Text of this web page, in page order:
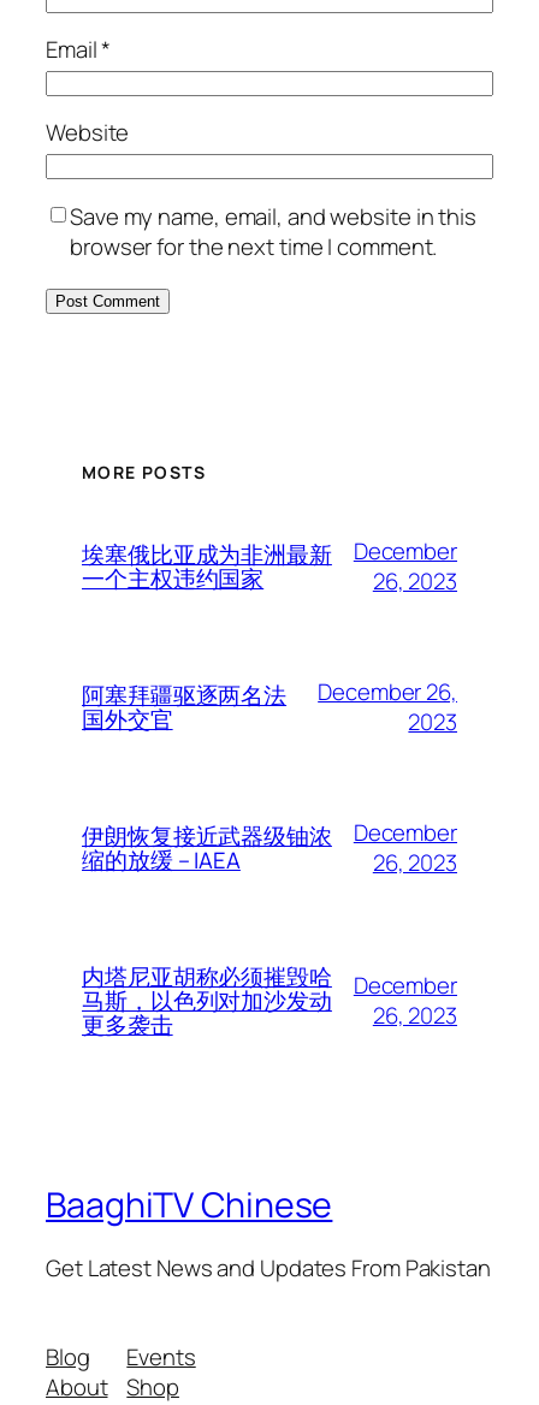
Email*
Website
Save my name, email, and website in this
browser for the next time I comment.
MORE POSTS
埃塞俄比亚成为非洲最新
一个主权违约国家
December
26, 2023
阿塞拜疆驱逐两名法
国外交官
December 26,
2023
伊朗恢复接近武器级铀浓
缩的放缓 – IAEA
December
26, 2023
内塔尼亚胡称必须摧毁哈
马斯，以色列对加沙发动
更多袭击
December
26, 2023
BaaghiTV Chinese
Get Latest News and Updates From Pakistan
Blog
About
Events
Shop